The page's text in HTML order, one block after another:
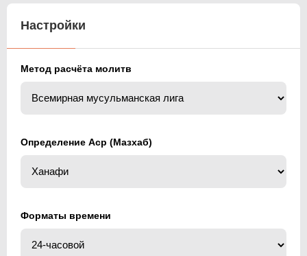
Настройки
Метод расчёта молитв
Определение Аср (Мазхаб)
Форматы времени